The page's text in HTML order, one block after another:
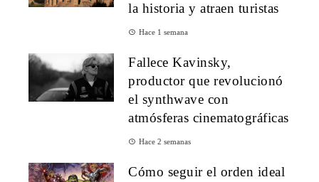
la historia y atraen turistas
Hace 1 semana
Fallece Kavinsky,
productor que revolucionó
el synthwave con
atmósferas cinematográficas
Hace 2 semanas
Cómo seguir el orden ideal